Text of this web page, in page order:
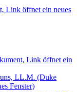
Link öffnet ein neues
Link öffnet ein
LL.M. (Duke
Fenster)